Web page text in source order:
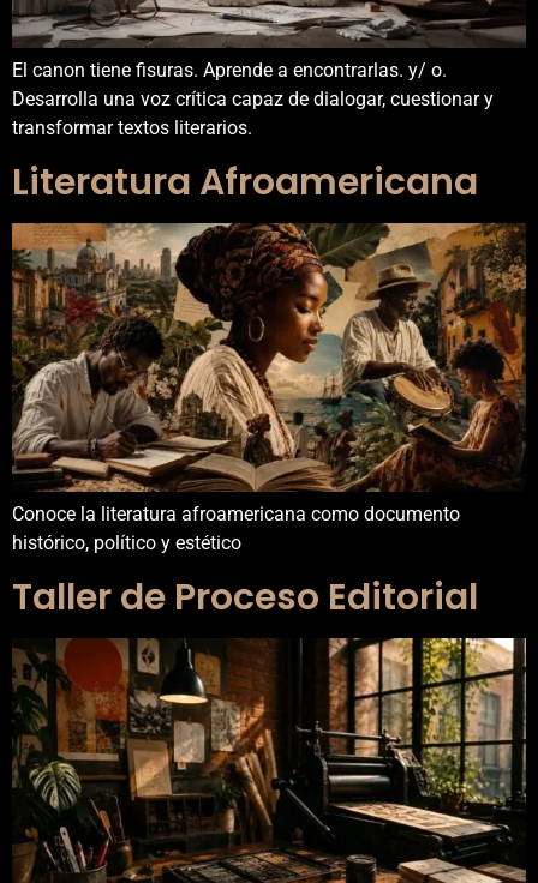
El canon tiene fisuras. Aprende a encontrarlas. y/ o.
Desarrolla una voz crítica capaz de dialogar, cuestionar y
transformar textos literarios.
Literatura Afroamericana
Conoce la literatura afroamericana como documento
histórico, político y estético
Taller de Proceso Editorial